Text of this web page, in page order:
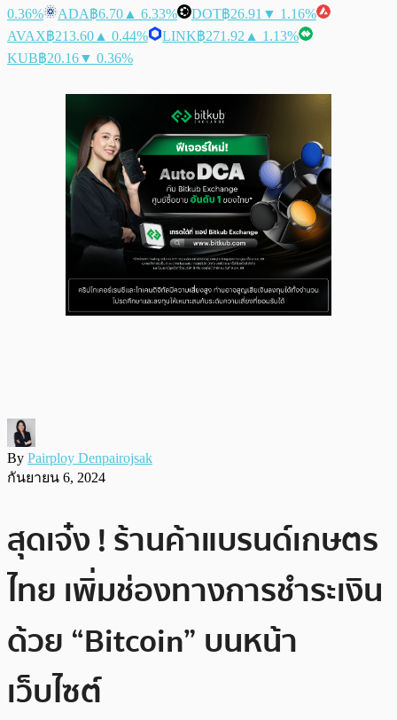
0.36%
ADA฿6.70 ▲ 6.33% DOT฿26.91 ▼ 1.16%
AVAX฿213.60 ▲ 0.44% LINK฿271.92 ▲ 1.13%
KUB฿20.16▼ 0.36%
By Pairploy Denpairojsak
กันยายน 6, 2024
สุดเจ๋ง ! ร้านค้าแบรนด์เกษตร
ไทย เพิ่มช่องทางการชำระเงิน
ด้วย “Bitcoin” บนหน้า
เว็บไซต์